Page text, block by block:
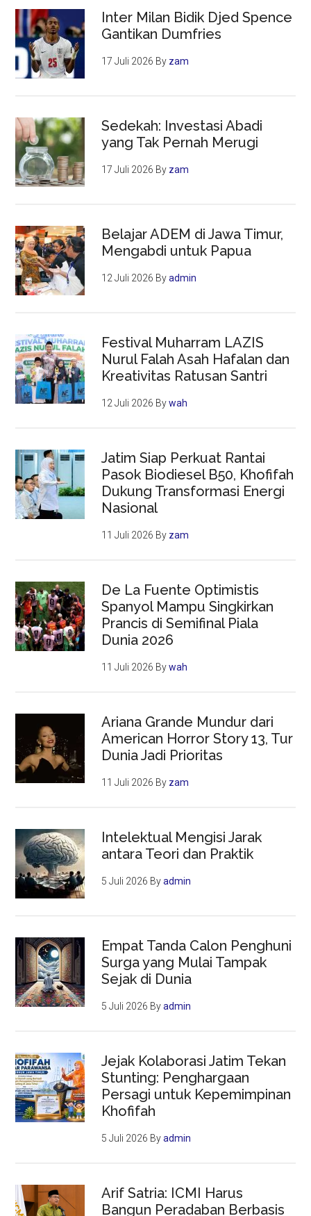
Inter Milan Bidik Djed Spence
Gantikan Dumfries
17 Juli 2026 By zam
Sedekah: Investasi Abadi
yang Tak Pernah Merugi
17 Juli 2026 By zam
Belajar ADEM di Jawa Timur,
Mengabdi untuk Papua
12 Juli 2026 Byadmin
Festival Muharram LAZIS
Nurul Falah Asah Hafalan dan
Kreativitas Ratusan Santri
12 Juli 2026 Bywah
Jatim Siap Perkuat Rantai
Pasok Biodiesel B50, Khofifah
Dukung Transformasi Energi
Nasional
11 Juli 2026 By zam
De La Fuente Optimistis
Spanyol Mampu Singkirkan
Prancis di Semifinal Piala
Dunia 2026
11 Juli 2026 Bywah
Ariana Grande Mundur dari
American Horror Story 13, Tur
Dunia Jadi Prioritas
11 Juli 2026 By zam
Intelektual Mengisi Jarak
antara Teori dan Praktik
5 Juli 2026 Byadmin
Empat Tanda Calon Penghuni
Surga yang Mulai Tampak
Sejak di Dunia
5 Juli 2026 Byadmin
Jejak Kolaborasi Jatim Tekan
Stunting: Penghargaan
Persagi untuk Kepemimpinan
Khofifah
5 Juli 2026 Byadmin
Arif Satria: ICMI Harus
Bangun Peradaban Berbasis